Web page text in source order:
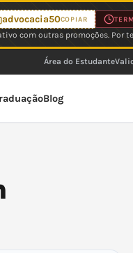
advocacia50COPIAR
com outras promoções. Por
Área do Estudante
Blog